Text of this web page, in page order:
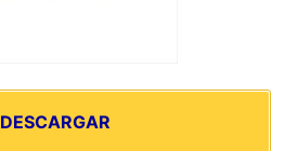
DESCARGAR